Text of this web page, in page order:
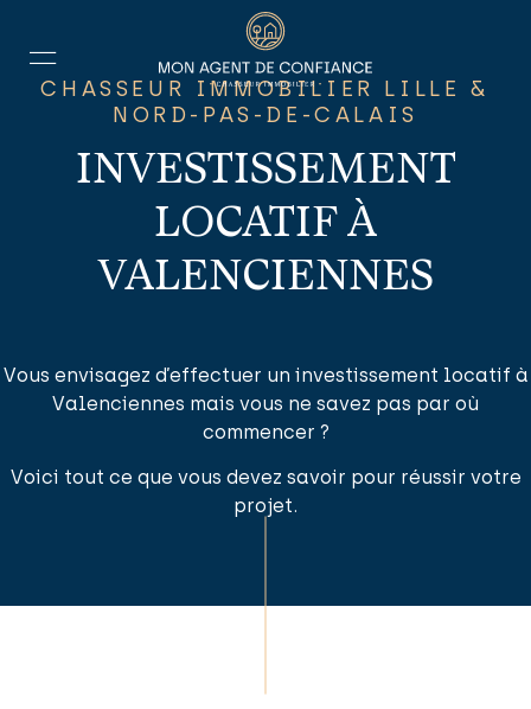
CHASSEUR IMMOBILIER LILLE &
NORD-PAS-DE-CALAIS
INVESTISSEMENT
LOCATIF À
VALENCIENNES
Vous envisagez d’effectuer un investissement locatif à
Valenciennes mais vous ne savez pas par où
commencer ?
Voici tout ce que vous devez savoir pour réussir votre
projet.